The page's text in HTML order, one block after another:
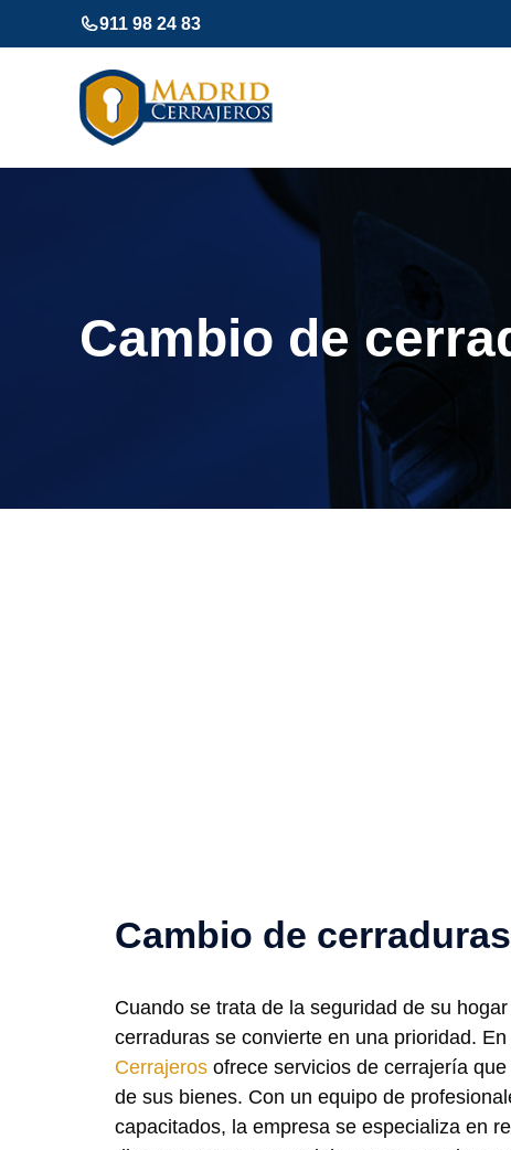
al
911 98 24 83
Cambio de
Cambio de
Cuando se trata de la seguridad de su
cerraduras se convierte en una prioridad. En
Cerrajeros ofrece servicios de cerrajería
de sus bienes. Con un equipo de
capacitados, la empresa se especializa en